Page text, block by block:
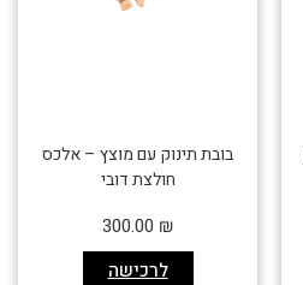
בובת תינוק עם מוצץ – אלכס
חולצת דובי
לרכישה
300.00 ₪